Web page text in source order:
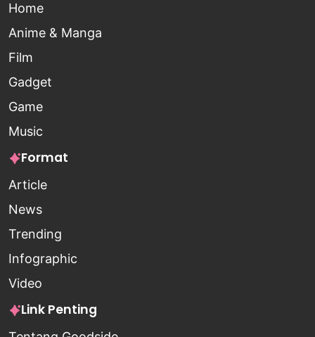
Home
Anime & Manga
Film
Gadget
Game
Music
Format
Article
News
Trending
Infographic
Video
Link Penting